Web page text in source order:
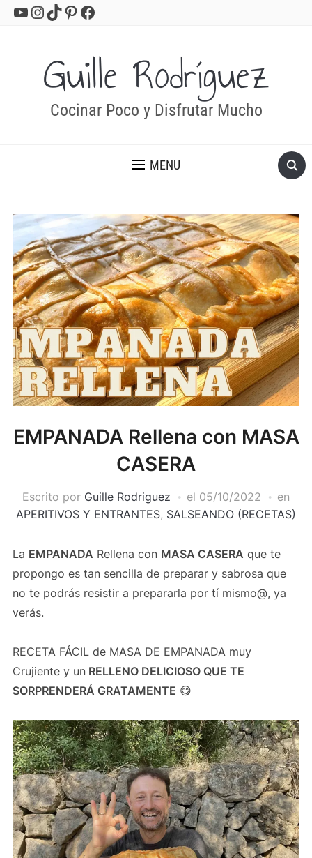
YouTube
Instagram
TikTok
Pinterest
Facebook
Guille Rodríguez
Cocinar Poco y Disfrutar Mucho
MENU
EMPANADA Rellena con MASA
CASERA
Escrito por Guille Rodriguez el 05/10/2022
en
APERITIVOS Y ENTRANTES, SALSEANDO (RECETAS)
La EMPANADA Rellena con MASA CASERA que te
propongo es tan sencilla de preparar y sabrosa que
no te podrás resistir a prepararla por tí mismo@, ya
verás.
RECETA FÁCIL de MASA DE EMPANADA muy
Crujiente y unRELLENO DELICIOSO QUE TE
SORPRENDERÁ GRATAMENTE 😋